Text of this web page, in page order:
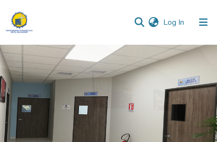
Log In (current)
Communities & Collections
All of DSpace
Statistics